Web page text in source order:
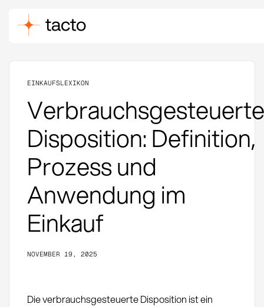
EINKAUFSLEXIKON
Verbrauchsgesteuerte
Disposition: Definition,
Prozess und
Anwendung im
Einkauf
NOVEMBER 19, 2025
Die verbrauchsgesteuerte Disposition ist ein